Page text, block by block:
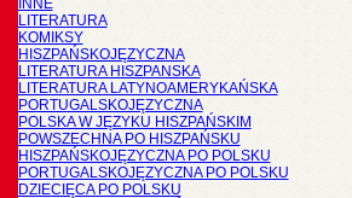
INNE
LITERATURA
KOMIKSY
HISZPAŃSKOJĘZYCZNA
LITERATURA HISZPANSKA
LITERATURA LATYNOAMERYKAŃSKA
PORTUGALSKOJĘZYCZNA
POLSKA W JĘZYKU HISZPAŃSKIM
POWSZECHNA PO HISZPAŃSKU
HISZPAŃSKOJĘZYCZNA PO POLSKU
PORTUGALSKOJĘZYCZNA PO POLSKU
DZIECIĘCA PO POLSKU